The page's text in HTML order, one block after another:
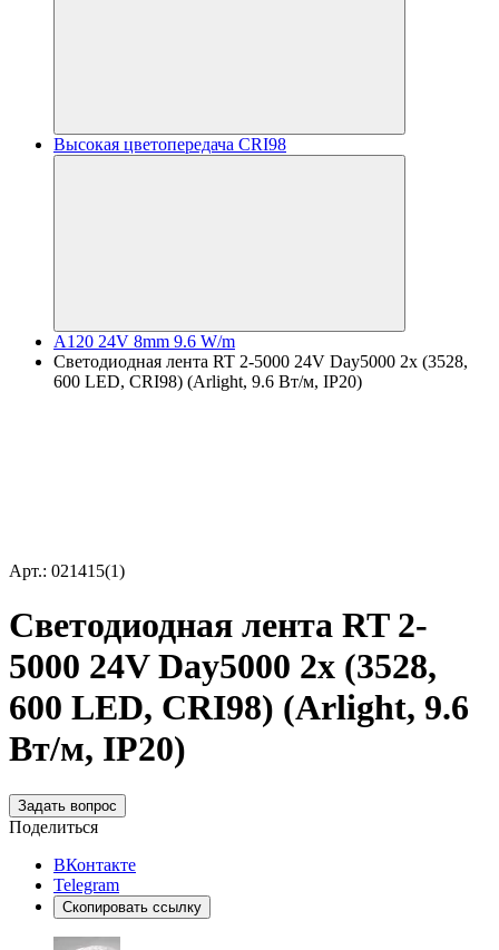
Высокая цветопередача CRI98
A120 24V 8mm 9.6 W/m
Светодиодная лента RT 2-5000 24V Day5000 2x (3528,
600 LED, CRI98) (Arlight, 9.6 Вт/м, IP20)
Арт.: 021415(1)
Светодиодная лента RT 2-
5000 24V Day5000 2x (3528,
600 LED, CRI98) (Arlight, 9.6
Вт/м, IP20)
Задать вопрос
Поделиться
ВКонтакте
Telegram
Скопировать ссылку